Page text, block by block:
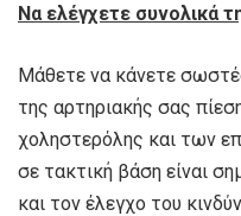
Να ελέγχετε συνολικά
Μάθετε να κάνετε
της αρτηριακής σας
χοληστερόλης και των
σε τακτική βάση είναι
και τον έλεγχο του